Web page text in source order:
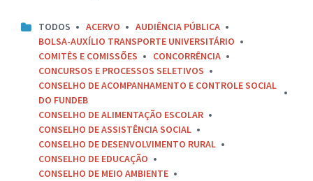
TODOS ACERVO
AUDIÊNCIA PÚBLICA
BOLSA-AUXÍLIO TRANSPORTE UNIVERSITÁRIO
COMITÊS E COMISSÕES
CONCORRÊNCIA
CONCURSOS E PROCESSOS SELETIVOS
CONSELHO DE ACOMPANHAMENTO E CONTROLE SOCIAL
DO FUNDEB
CONSELHO DE ALIMENTAÇÃO ESCOLAR
CONSELHO DE ASSISTÊNCIA SOCIAL
CONSELHO DE DESENVOLVIMENTO RURAL
CONSELHO DE EDUCAÇÃO
CONSELHO DE MEIO AMBIENTE